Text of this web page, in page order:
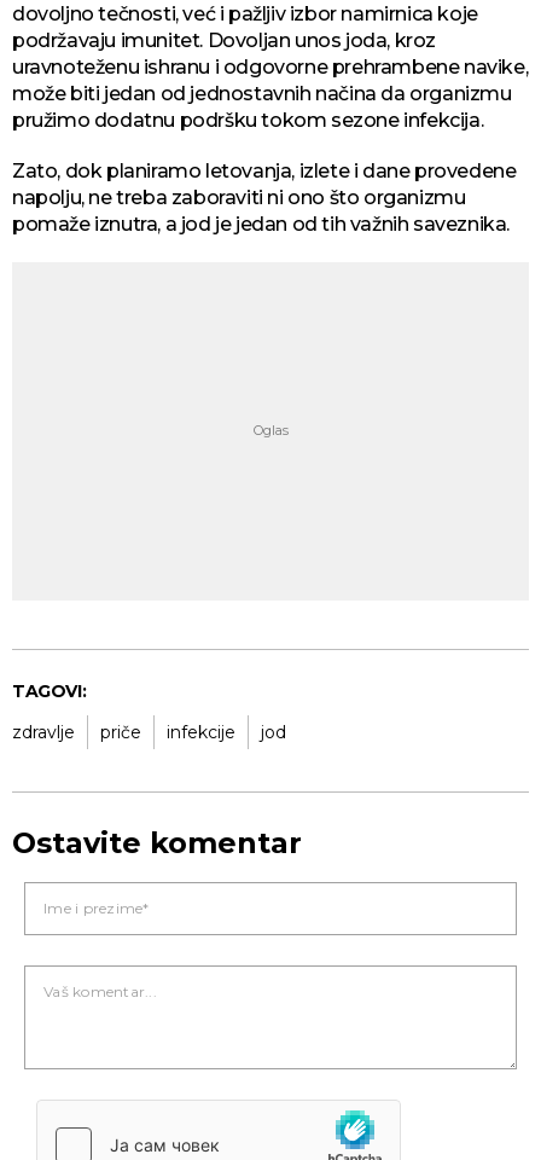
dovoljno tečnosti, već i pažljiv izbor namirnica koje
podržavaju imunitet. Dovoljan unos joda, kroz
uravnoteženu ishranu i odgovorne prehrambene navike,
može biti jedan od jednostavnih načina da organizmu
pružimo dodatnu podršku tokom sezone infekcija.
Zato, dok planiramo letovanja, izlete i dane provedene
napolju, ne treba zaboraviti ni ono što organizmu
pomaže iznutra, a jod je jedan od tih važnih saveznika.
TAGOVI:
zdravlje
priče infekcije jod
Ostavite komentar